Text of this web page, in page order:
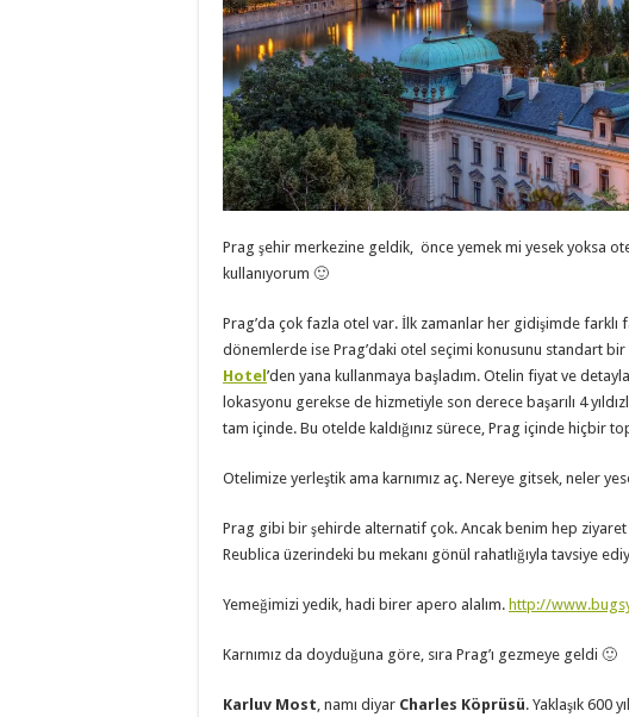
Prag şehir merkezine geldik, önce yemek mi yesek yoksa
kullanıyorum 🙂
Prag’da çok fazla otel var. İlk zamanlar her gidişimde
dönemlerde ise Prag’daki otel seçimi konusunu standart bir
Hotel ’den yana kullanmaya başladım. Otelin fiyat ve
lokasyonu gerekse de hizmetiyle son derece başarılı 4
tam içinde. Bu otelde kaldığınız sürece, Prag içinde hiçbir
Otelimize yerleştik ama karnımız aç. Nereye gitsek, neler
Prag gibi bir şehirde alternatif çok. Ancak benim hep
Reublica üzerindeki bu mekanı gönül rahatlığıyla tavsiye
Yemeğimizi yedik, hadi birer apero alalım. http://
Karnımız da doyduğuna göre, sıra Prag’ı gezmeye geldi 🙂
Karluv Most , namı diyar Charles Köprüsü. Yaklaşık 600